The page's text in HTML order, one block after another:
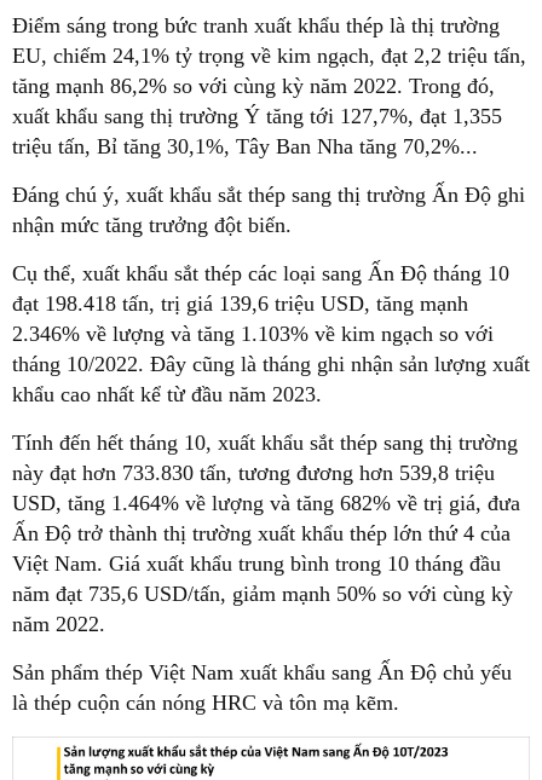
Điểm sáng trong bức tranh xuất khẩu thép là thị trường
EU, chiếm 24,1% tỷ trọng về kim ngạch, đạt 2,2 triệu tấn,
tăng mạnh 86,2% so với cùng kỳ năm 2022. Trong đó,
xuất khẩu sang thị trường Ý tăng tới 127,7%, đạt 1,355
triệu tấn, Bỉ tăng 30,1%, Tây Ban Nha tăng 70,2%...
Đáng chú ý, xuất khẩu sắt thép sang thị trường Ấn Độ ghi
nhận mức tăng trưởng đột biến.
Cụ thể, xuất khẩu sắt thép các loại sang Ấn Độ tháng 10
đạt 198.418 tấn, trị giá 139,6 triệu USD, tăng mạnh
2.346% về lượng và tăng 1.103% về kim ngạch so với
tháng 10/2022. Đây cũng là tháng ghi nhận sản lượng xuất
khẩu cao nhất kể từ đầu năm 2023.
Tính đến hết tháng 10, xuất khẩu sắt thép sang thị trường
này đạt hơn 733.830 tấn, tương đương hơn 539,8 triệu
USD, tăng 1.464% về lượng và tăng 682% về trị giá, đưa
Ấn Độ trở thành thị trường xuất khẩu thép lớn thứ 4 của
Việt Nam. Giá xuất khẩu trung bình trong 10 tháng đầu
năm đạt 735,6 USD/tấn, giảm mạnh 50% so với cùng kỳ
năm 2022.
Sản phẩm thép Việt Nam xuất khẩu sang Ấn Độ chủ yếu
là thép cuộn cán nóng HRC và tôn mạ kẽm.